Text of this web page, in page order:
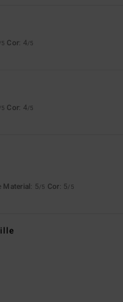
/5 Cor: 4/5
/5 Cor: 4/5
Material: 5/5 Cor: 5/5